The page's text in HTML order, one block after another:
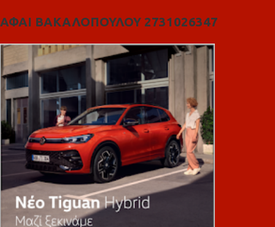
ΑΦΑΙ ΒΑΚΑΛΟΠΟΥΛΟΥ 2731026347